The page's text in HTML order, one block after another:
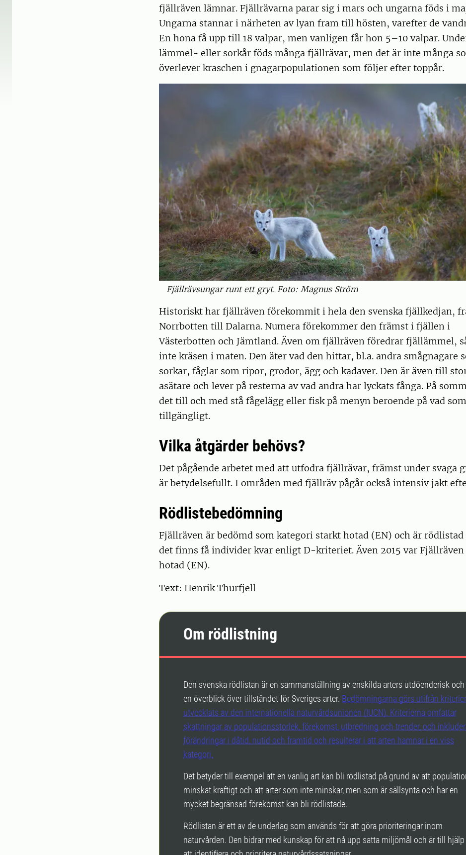
fjällräven lämnar. Fjällrävarna parar sig i mars och ungarna föds i
Ungarna stannar i närheten av lyan fram till hösten, varefter de
En hona få upp till 18 valpar, men vanligen får hon 5–10 valpar.
lämmel- eller sorkår föds många fjällrävar, men det är inte många
överlever kraschen i gnagarpopulationen som följer efter toppår.
Fjällrävsungar runt ett gryt. Foto: Magnus Ström
Historiskt har fjällräven förekommit i hela den svenska fjällkedjan,
Norrbotten till Dalarna. Numera förekommer den främst i fjällen i
Västerbotten och Jämtland. Även om fjällräven föredrar fjällämmel,
inte kräsen i maten. Den äter vad den hittar, bl.a. andra smågnagare
sorkar, fåglar som ripor, grodor, ägg och kadaver. Den är även till
asätare och lever på resterna av vad andra har lyckats fånga. På
det till och med stå fågelägg eller fisk på menyn beroende på vad
tillgängligt.
Vilka åtgärder behövs?
Det pågående arbetet med att utfodra fjällrävar, främst under svaga
är betydelsefullt. I områden med fjällräv pågår också intensiv jakt
Rödlistebedömning
Fjällräven är bedömd som kategori starkt hotad (EN) och är
det finns få individer kvar enligt D-kriteriet. Även 2015 var
hotad (EN).
Text: Henrik Thurfjell
Om rödlistning
Den svenska rödlistan är en sammanställning av enskilda arters utdöenderisk
en överblick över tillståndet för Sveriges arter. Bedömningarna görs utifrån
utvecklats av den internationella naturvårdsunionen (IUCN). Kriterierna omfattar
skattningar av populationsstorlek, förekomst, utbredning och trender, och
förändringar i dåtid, nutid och framtid och resulterar i att arten hamnar i en viss
kategori.
Det betyder till exempel att en vanlig art kan bli rödlistad på grund av att
minskat kraftigt och att arter som inte minskar, men som är sällsynta och har en
mycket begränsad förekomst kan bli rödlistade.
Rödlistan är ett av de underlag som används för att göra prioriteringar inom
naturvården. Den bidrar med kunskap för att nå upp satta miljömål och är till